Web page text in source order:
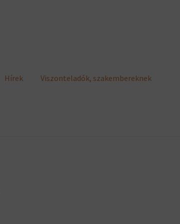
Hírek Viszonteladók, szakembereknek